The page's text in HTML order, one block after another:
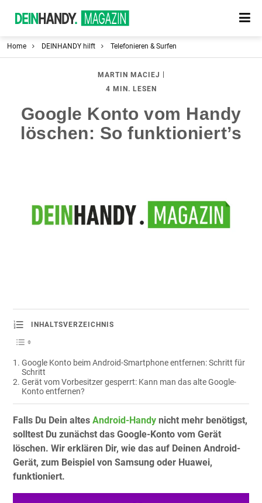
Home DEINHANDY hilft Telefonieren & Surfen
MARTIN MACIEJ
4 MIN. LESEN
Google Konto vom Handy
löschen: So funktioniert’s
INHALTSVERZEICHNIS
Google Konto beim Android-Smartphone entfernen: Schritt für
Schritt
Gerät vom Vorbesitzer gesperrt: Kann man das alte Google-
Konto entfernen?
Falls Du Dein altes Android-Handy nicht mehr benötigst,
solltest Du zunächst das Google-Konto vom Gerät
löschen. Wir erklären Dir, wie das auf Deinen Android-
Gerät, zum Beispiel von Samsung oder Huawei,
funktioniert.